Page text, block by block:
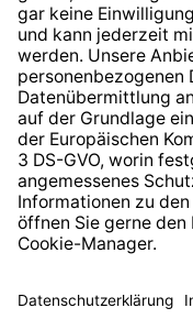
* Alle Preise